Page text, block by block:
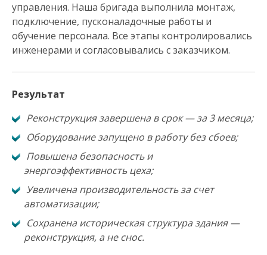
управления. Наша бригада выполнила монтаж,
подключение, пусконаладочные работы и
обучение персонала. Все этапы контролировались
инженерами и согласовывались с заказчиком.
Результат
Реконструкция завершена в срок — за 3 месяца;
Оборудование запущено в работу без сбоев;
Повышена безопасность и
энергоэффективность цеха;
Увеличена производительность за счет
автоматизации;
Сохранена историческая структура здания —
реконструкция, а не снос.